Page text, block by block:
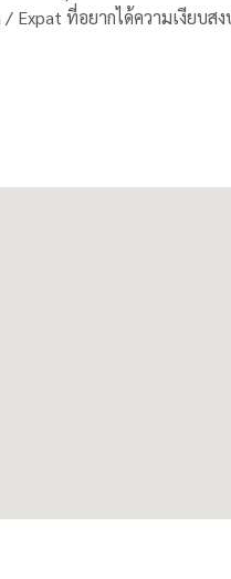
Expat ที่อยากได้ความเงียบ
约看房